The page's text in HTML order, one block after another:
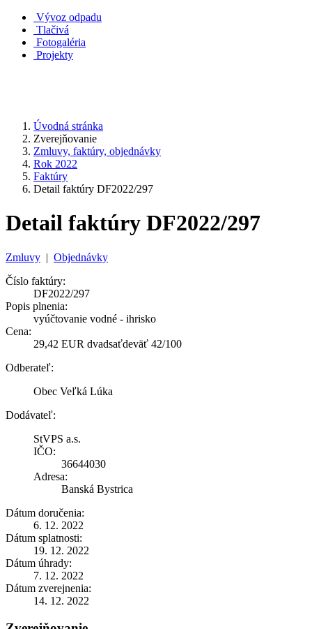
Vývoz odpadu
Tlačivá
Fotogaléria
Projekty
Úvodná stránka
Zverejňovanie
Zmluvy, faktúry, objednávky
Rok 2022
Faktúry
Detail faktúry DF2022/297
Detail faktúry DF2022/297
Zmluvy | Objednávky
Číslo faktúry:
DF2022/297
Popis plnenia:
vyúčtovanie vodné - ihrisko
Cena:
29,42 EUR dvadsaťdeväť 42/100
Odberateľ:
Obec Veľká Lúka
Dodávateľ:
StVPS a.s.
IČO:
36644030
Adresa:
Banská Bystrica
Dátum doručenia:
6. 12. 2022
Dátum splatnosti:
19. 12. 2022
Dátum úhrady:
7. 12. 2022
Dátum zverejnenia:
14. 12. 2022